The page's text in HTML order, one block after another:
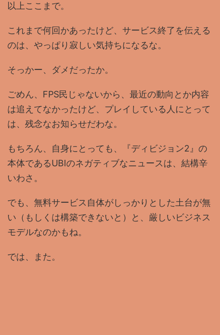
以上ここまで。
これまで何回かあったけど、サービス終了を伝える
のは、やっぱり寂しい気持ちになるな。
そっかー、ダメだったか。
ごめん、FPS民じゃないから、最近の動向とか内容
は追えてなかったけど、プレイしている人にとって
は、残念なお知らせだわな。
もちろん、自身にとっても、『ディビジョン2』の
本体であるUBIのネガティブなニュースは、結構辛
いわさ。
でも、無料サービス自体がしっかりとした土台が無
い（もしくは構築できないと）と、厳しいビジネス
モデルなのかもね。
では、また。